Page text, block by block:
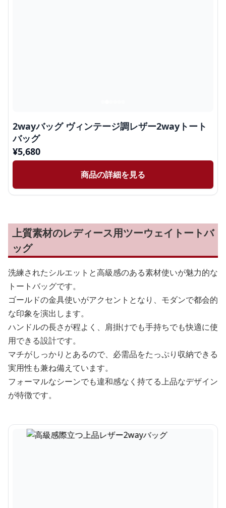
2wayバッグ ヴィンテージ調レザー2wayトート
バッグ
¥5,680
商品の詳細を見る
上質素材のレディース用ツーウェイトートバ
ッグ
洗練されたシルエットと高級感のある素材使いが魅力的な
トートバッグです。
ゴールドの金具使いがアクセントとなり、モダンで都会的
な印象を演出します。
ハンドルの長さが程よく、肩掛けでも手持ちでも快適に使
用できる設計です。
マチがしっかりとあるので、必需品をたっぷり収納できる
実用性も兼ね備えています。
フォーマルなシーンでも違和感なく持てる上品なデザイン
が特徴です。